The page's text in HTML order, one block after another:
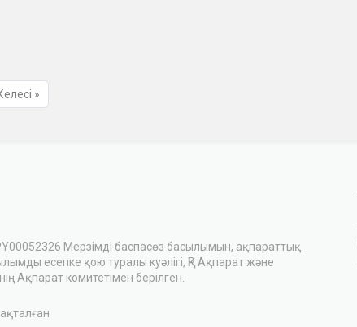
»
Мерзімді баспасөз басылымын, ақпараттық
есепке қою туралы куәлігі, ҚР Ақпарат және
Ақпарат комитетімен берілген.